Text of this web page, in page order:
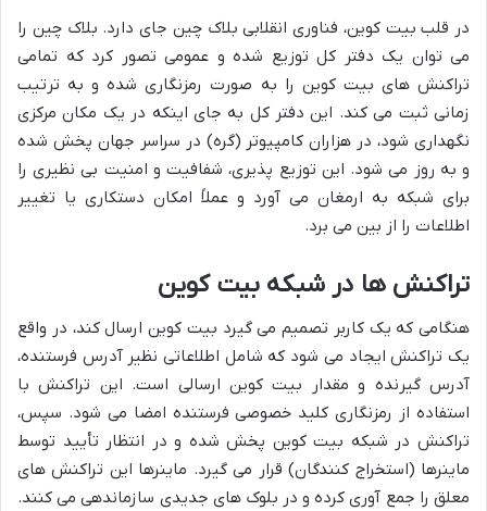
در قلب بیت کوین، فناوری انقلابی بلاک چین جای دارد. بلاک چین را
می توان یک دفتر کل توزیع شده و عمومی تصور کرد که تمامی
تراکنش های بیت کوین را به صورت رمزنگاری شده و به ترتیب
زمانی ثبت می کند. این دفتر کل به جای اینکه در یک مکان مرکزی
نگهداری شود، در هزاران کامپیوتر (گره) در سراسر جهان پخش شده
و به روز می شود. این توزیع پذیری، شفافیت و امنیت بی نظیری را
برای شبکه به ارمغان می آورد و عملاً امکان دستکاری یا تغییر
اطلاعات را از بین می برد.
تراکنش ها در شبکه بیت کوین
هنگامی که یک کاربر تصمیم می گیرد بیت کوین ارسال کند، در واقع
یک تراکنش ایجاد می شود که شامل اطلاعاتی نظیر آدرس فرستنده،
آدرس گیرنده و مقدار بیت کوین ارسالی است. این تراکنش با
استفاده از رمزنگاری کلید خصوصی فرستنده امضا می شود. سپس،
تراکنش در شبکه بیت کوین پخش شده و در انتظار تأیید توسط
ماینرها (استخراج کنندگان) قرار می گیرد. ماینرها این تراکنش های
معلق را جمع آوری کرده و در بلوک های جدیدی سازماندهی می کنند.